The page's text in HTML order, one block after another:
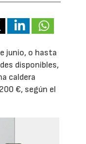
junio, o hasta
disponibles,
caldera
€, según el